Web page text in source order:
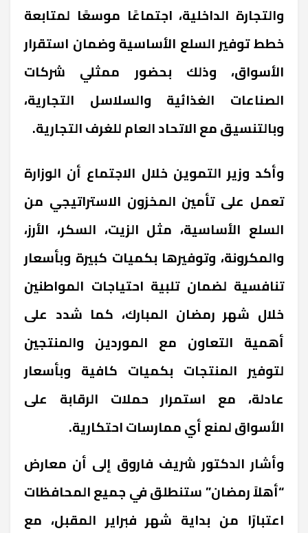
والتجارة الداخلية، اجتماعًا موسعًا لمتابعة
خطط توفير السلع الأساسية وضمان استقرار
الأسواق، وذلك بحضور ممثلي شركات
الصناعات الغذائية والسلاسل التجارية،
وبالتنسيق مع الاتحاد العام للغرف التجارية.
وأكد وزير التموين خلال الاجتماع أن الوزارة
تعمل على تأمين المخزون الاستراتيجي من
السلع الأساسية، مثل الزيت، السكر، الأرز،
والمكرونة، وتوفيرها بكميات كبيرة وبأسعار
تنافسية لضمان تلبية احتياجات المواطنين
خلال شهر رمضان المبارك، كما شدد على
أهمية التعاون مع الموردين والمنتجين
لتوفير المنتجات بكميات كافية وبأسعار
عادلة، مع استمرار حملات الرقابة على
الأسواق لمنع أي ممارسات احتكارية.
وأشار الدكتور شريف فاروق إلى أن معارض
“أهلاً رمضان” ستنطلق في جميع المحافظات
اعتبارًا من بداية شهر فبراير المقبل، مع